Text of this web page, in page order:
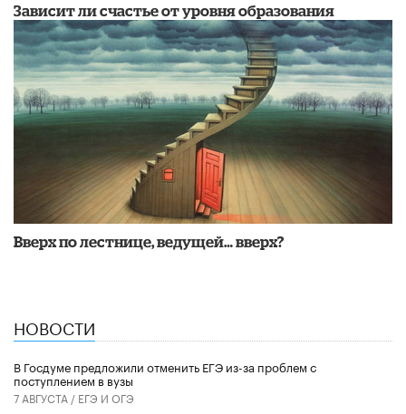
Зависит ли счастье от уровня образования
Вверх по лестнице, ведущей… вверх?
НОВОСТИ
В Госдуме предложили отменить ЕГЭ из-за проблем с
поступлением в вузы
7 АВГУСТА / ЕГЭ И ОГЭ